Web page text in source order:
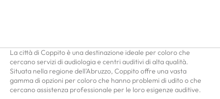
La città di Coppito è una destinazione ideale per coloro che
cercano servizi di audiologia e centri auditivi di alta qualità.
Situata nella regione dell'Abruzzo, Coppito offre una vasta
gamma di opzioni per coloro che hanno problemi di udito o che
cercano assistenza professionale per le loro esigenze auditive.